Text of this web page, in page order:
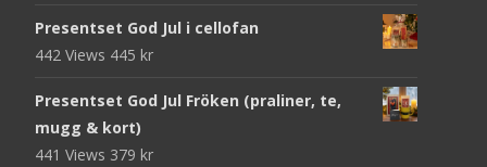
Presentset God Jul i cellofan
442 Views 445 kr
Presentset God Jul Fröken (praliner, te,
mugg & kort)
441 Views 379 kr